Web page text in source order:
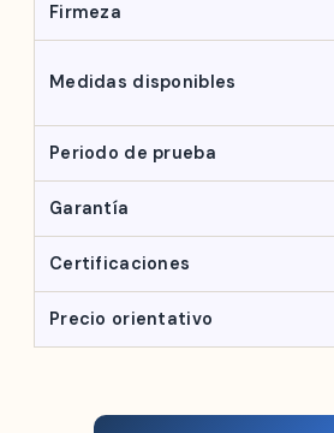
Firmeza
Medidas disponibles
Periodo de prueba
Garantía
Certificaciones
Precio orientativo